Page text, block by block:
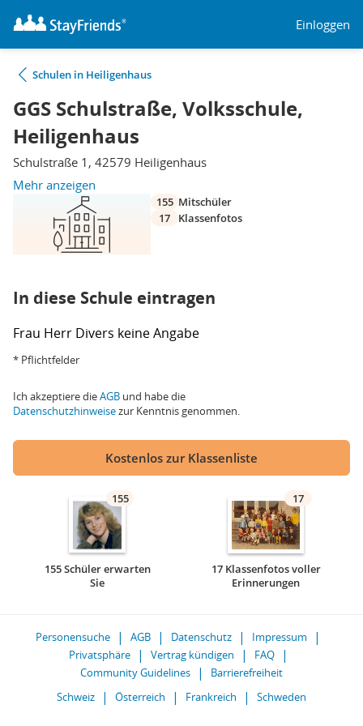
Einloggen
Schulen in Heiligenhaus
GGS Schulstraße, Volksschule,
Heiligenhaus
Schulstraße 1, 42579 Heiligenhaus
Mehr anzeigen
155 Mitschüler
17
Klassenfotos
In diese Schule eintragen
Frau Herr Divers keine Angabe
* Pflichtfelder
Ich akzeptiere dieAGB und habe die
Datenschutzhinweisezur Kenntnis genommen.
Kostenlos zur Klassenliste
155
155 Schüler erwarten
Sie
17
17 Klassenfotos voller
Erinnerungen
Personensuche AGB Datenschutz
Impressum
Privatsphäre
Vertrag kündigen
FAQ
Community Guidelines
Barrierefreiheit
Schweiz
Österreich Frankreich Schweden